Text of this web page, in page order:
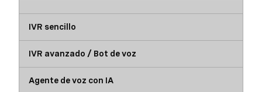
IVR sencillo
IVR avanzado / Bot de voz
Agente de voz con IA